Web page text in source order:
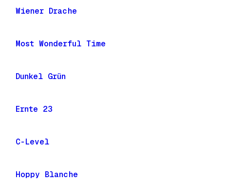
Wiener Drache
Most Wonderful Time
Dunkel Grün
Ernte 23
C-Level
Hoppy Blanche